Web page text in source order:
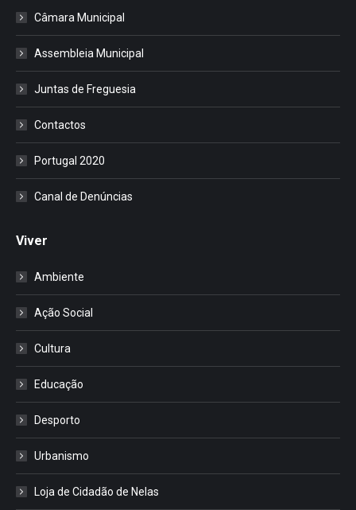
Câmara Municipal
Assembleia Municipal
Juntas de Freguesia
Contactos
Portugal 2020
Canal de Denúncias
Viver
Ambiente
Ação Social
Cultura
Educação
Desporto
Urbanismo
Loja de Cidadão de Nelas